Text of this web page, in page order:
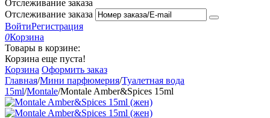
Отслеживание заказа
Отслеживание заказа
ВойтиРегистрация
0Корзина
Товары в корзине:
Корзина еще пуста!
Корзина Оформить заказ
Главная/Мини парфюмерия/Туалетная вода
15ml/Montale/Montale Amber&Spices 15ml